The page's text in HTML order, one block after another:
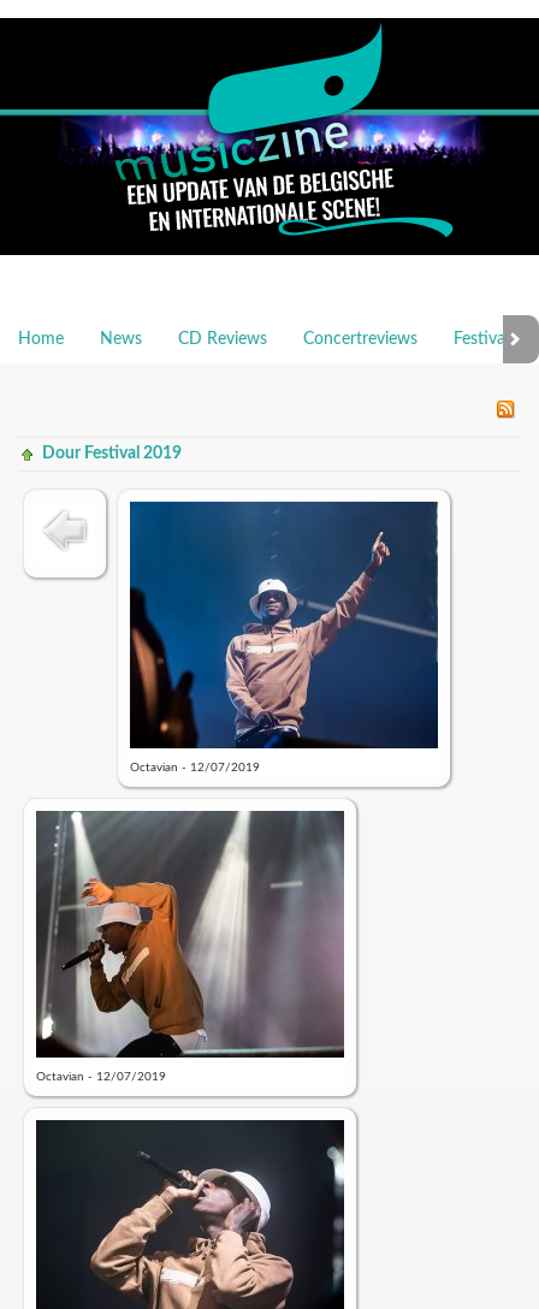
Home News CD Reviews Concertreviews
Dour Festival 2019
Octavian - 12/07/2019
Octavian - 12/07/2019